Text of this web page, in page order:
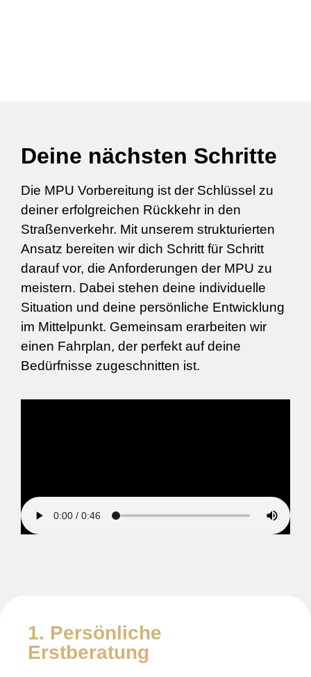
Deine nächsten Schritte
Die MPU Vorbereitung ist der Schlüssel zu
deiner erfolgreichen Rückkehr in den
Straßenverkehr. Mit unserem strukturierten
Ansatz bereiten wir dich Schritt für Schritt
darauf vor, die Anforderungen der MPU zu
meistern. Dabei stehen deine individuelle
Situation und deine persönliche Entwicklung
im Mittelpunkt. Gemeinsam erarbeiten wir
einen Fahrplan, der perfekt auf deine
Bedürfnisse zugeschnitten ist.
1. Persönliche
Erstberatung